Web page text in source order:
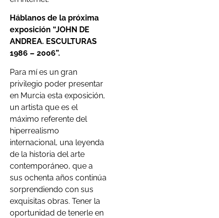
Háblanos de la próxima
exposición “JOHN DE
ANDREA. ESCULTURAS
1986 – 2006”.
Para mí es un gran
privilegio poder presentar
en Murcia esta exposición,
un artista que es el
máximo referente del
hiperrealismo
internacional, una leyenda
de la historia del arte
contemporáneo, que a
sus ochenta años continúa
sorprendiendo con sus
exquisitas obras. Tener la
oportunidad de tenerle en